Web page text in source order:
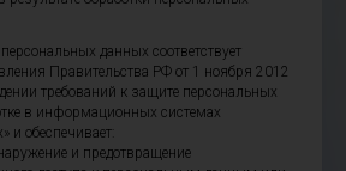
данных соответствует
Правительства РФ от 1 ноября 2012
требований к защите персональных
в информационных системах
и обеспечивает:
и предотвращение